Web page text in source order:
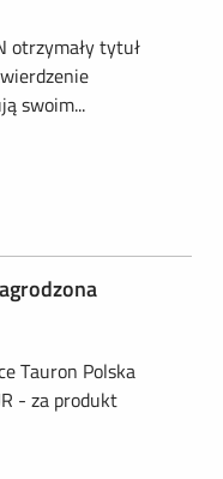
otrzymały tytuł
swoim...
Tauron Polska
- za produkt